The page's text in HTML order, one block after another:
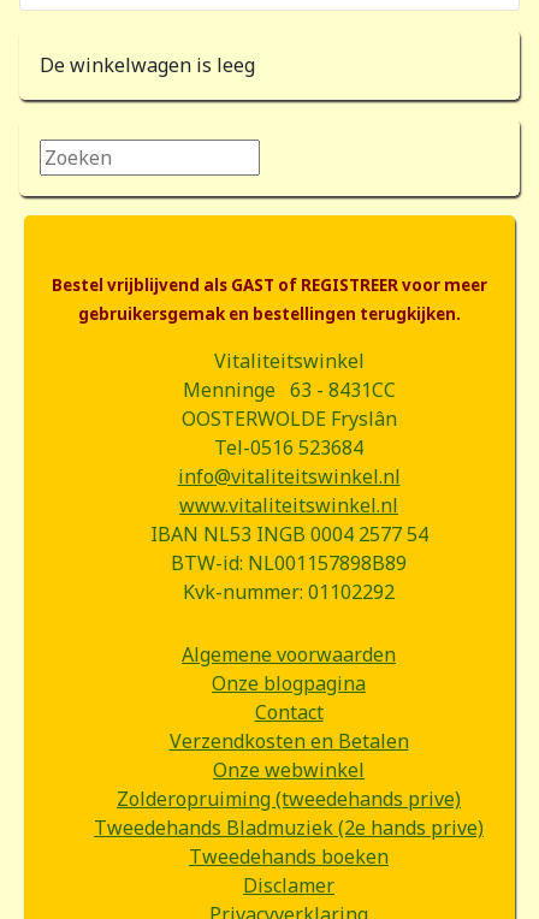
De winkelwagen is leeg
Zoeken...
Bestel vrijblijvend als GAST of REGISTREER voor meer
gebruikersgemak en bestellingen terugkijken.
Vitaliteitswinkel
Menninge 63 - 8431CC
OOSTERWOLDE Fryslân
Tel-0516 523684
info@vitaliteitswinkel.nl
www.vitaliteitswinkel.nl
IBAN NL53 INGB 0004 2577 54
BTW-id: NL001157898B89
Kvk-nummer: 01102292
Algemene voorwaarden
Onze blogpagina
Contact
Verzendkosten en Betalen
Onze webwinkel
Zolderopruiming (tweedehands prive)
Tweedehands Bladmuziek (2e hands prive)
Tweedehands boeken
Disclamer